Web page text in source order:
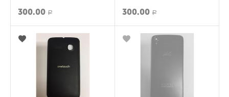
300.00 Р 300.00 Р